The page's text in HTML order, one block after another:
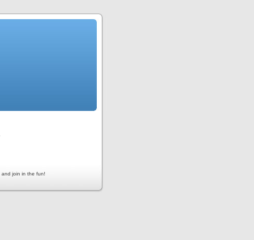
and join in the fun!